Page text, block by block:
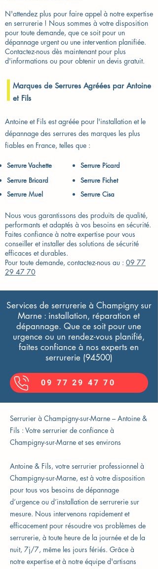
N'attendez plus pour faire appel à notre expertise
en serrurerie ! Nous sommes à votre disposition
pour toute demande, que ce soit pour un
dépannage urgent ou une intervention planifiée.
Contactez-nous dès maintenant pour plus
d'informations ou pour obtenir un devis gratuit.
Marques de Serrures Agréées par Antoine
et Fils
Antoine et Fils est agréée pour l'installation et le
dépannage des serrures des marques les plus
fiables en France, telles que :
Serrure Vachette​
Serrure Picard
Serrure Bricard
Serrure Fichet
Serrure Muel
Serrure Cisa
Nous vous garantissons des produits de qualité,
performants et adaptés à vos besoins en sécurité.
Faites confiance à notre expertise pour vous
conseiller et installer des solutions de sécurité
efficaces et durables.
Pour toute demande, contactez-nous au : 09 77
29 47 70
Services de serrurerie à Champigny sur
Marne : installation, réparation et
dépannage. Que ce soit pour une
urgence ou un rendez-vous planifié,
faites confiance à nos experts en
serrurerie (94500)
09 77 29 47 70
Serrurier à Champigny-sur-Marne – Antoine &
Fils : Votre serrurier de confiance à
Champigny-sur-Marne et ses environs
Antoine & Fils, votre serrurier professionnel à
Champigny-sur-Marne, est à votre disposition
pour tous vos besoins de dépannage
d’urgence ou d’installation de serrurerie sur
mesure. Nous intervenons rapidement et
efficacement pour résoudre vos problèmes de
serrurerie, à toute heure de la journée et de la
nuit, 7j/7, même les jours fériés. Grâce à
notre expertise et à notre équipe d'artisans